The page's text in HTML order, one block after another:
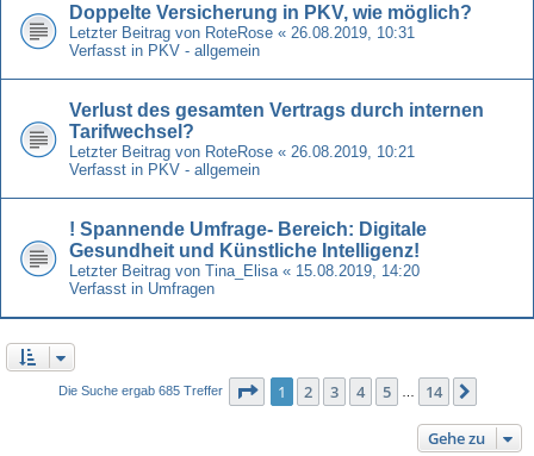
Doppelte Versicherung in PKV, wie möglich?
Letzter Beitrag von RoteRose « 26.08.2019, 10:31
Verfasst in PKV - allgemein
Verlust des gesamten Vertrags durch internen
Tarifwechsel?
Letzter Beitrag von RoteRose « 26.08.2019, 10:21
Verfasst in PKV - allgemein
! Spannende Umfrage- Bereich: Digitale
Gesundheit und Künstliche Intelligenz!
Letzter Beitrag von Tina_Elisa « 15.08.2019, 14:20
Verfasst in Umfragen
Die Suche ergab 685 Treffer Seite 1von 14
1 2 3 4 5 14
Gehe zu